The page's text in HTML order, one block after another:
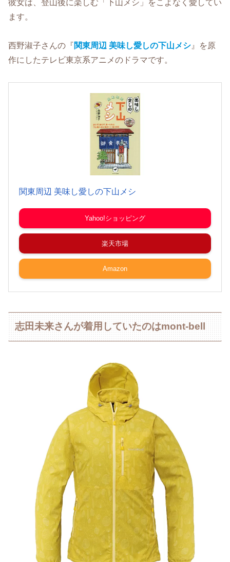
彼女は、登山後に楽しむ「下山メシ」をこよなく愛してい
ます。
西野淑子さんの『 関東周辺 美味し愛しの下山メシ』を原
作にしたテレビ東京系アニメのドラマです。
関東周辺 美味し愛しの下山メシ
Yahoo!ショッピング
楽天市場
Amazon
志田未来さんが着用していたのはmont-bell